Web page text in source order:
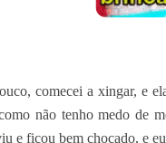
comecei a xingar, e
não tenho medo de
e ficou bem chocado, e